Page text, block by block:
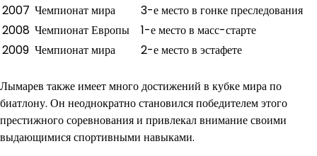
2007 Чемпионат мира
3-е место в гонке преследования
2008 Чемпионат Европы
1-е место в масс-старте
2009 Чемпионат мира 2-е место в эстафете
Лымарев также имеет много достижений в кубке мира по
биатлону. Он неоднократно становился победителем этого
престижного соревнования и привлекал внимание своими
выдающимися спортивными навыками.